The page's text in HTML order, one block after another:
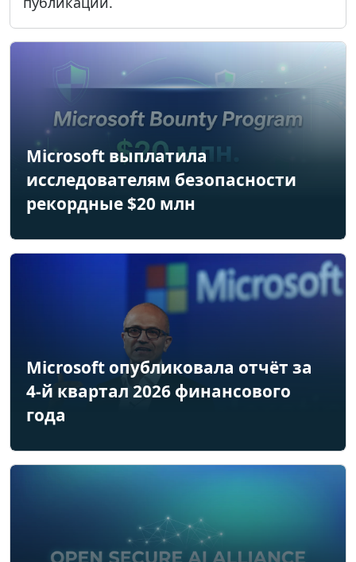
Microsoft выплатила
исследователям безопасности
рекордные $20 млн
Microsoft опубликовала отчёт за
4-й квартал 2026 финансового
года